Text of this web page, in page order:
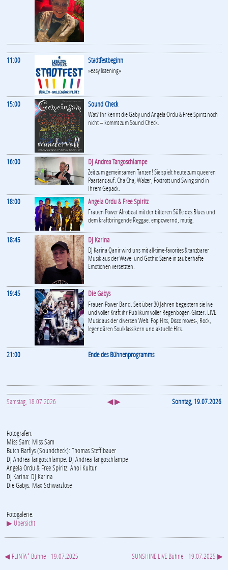
11:00 Stadtfestbeginn
»easy listening«
15:00 Sound Check
Wat? Ihr kennt die Gaby und Angela Ordu & Free Spiritz noch
nicht – kommt zum Sound Check.
16:00 DJ Andrea Tangoschlampe
Zeit zum gemeinsamen Tanzen! Sie spielt heute zum queeren
Paartanz auf. Cha Cha, Walzer, Foxtrott und Swing sind in
Ihrem Gepäck.
18:00 Angela Ordu & Free Spiritz
Frauen Power Afrobeat mit der bitteren Süße des Blues und
dem kraftbringende Reggae. empowernd, mutig.
18:45 DJ Karina
DJ Karina Qanir wird uns mit all-time-favorites & tanzbarer
Musik aus der Wave- und Gothic-Szene in zauberhafte
Emotionen versetzten.
19:45 Die Gabys
Frauen Power Band. Seit über 30 Jahren begeistern sie live
und voller Kraft ihr Publikum voller Regenbogen-Glitzer. LIVE
Music aus der diversen Welt. Pop Hits, Disco moves-, Rock,
legendären Soulklassikern und aktuelle Hits.
21:00 Ende des Bühnenprogramms
Samstag, 18.07.2026 ◀ ▶ Sonntag, 19.07.2026
Fotografen:
Miss Sam: Miss Sam
Butch Barflys (Soundcheck): Thomas Stefflbauer
DJ Andrea Tangoschlampe: DJ Andrea Tangoschlampe
Angela Ordu & Free Spiritz: Ahoi Kultur
DJ Karina: DJ Karina
Die Gabys: Max Schwarzlose
Fotogalerie:
▶ Übersicht
◀ FLINTA* Bühne - 19.07.2025 SUNSHINE LIVE Bühne - 19.07.2025 ▶